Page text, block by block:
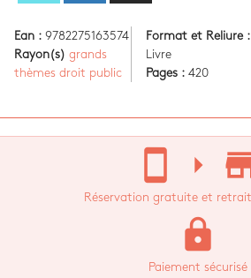
Ean : 9782275163574
Rayon(s) grands
thèmes droit public
Format et Reliure :
Livre
Pages : 420
stay_current_portrait arrow_right
Réservation gratuite et
lock
Paiement sécurisé